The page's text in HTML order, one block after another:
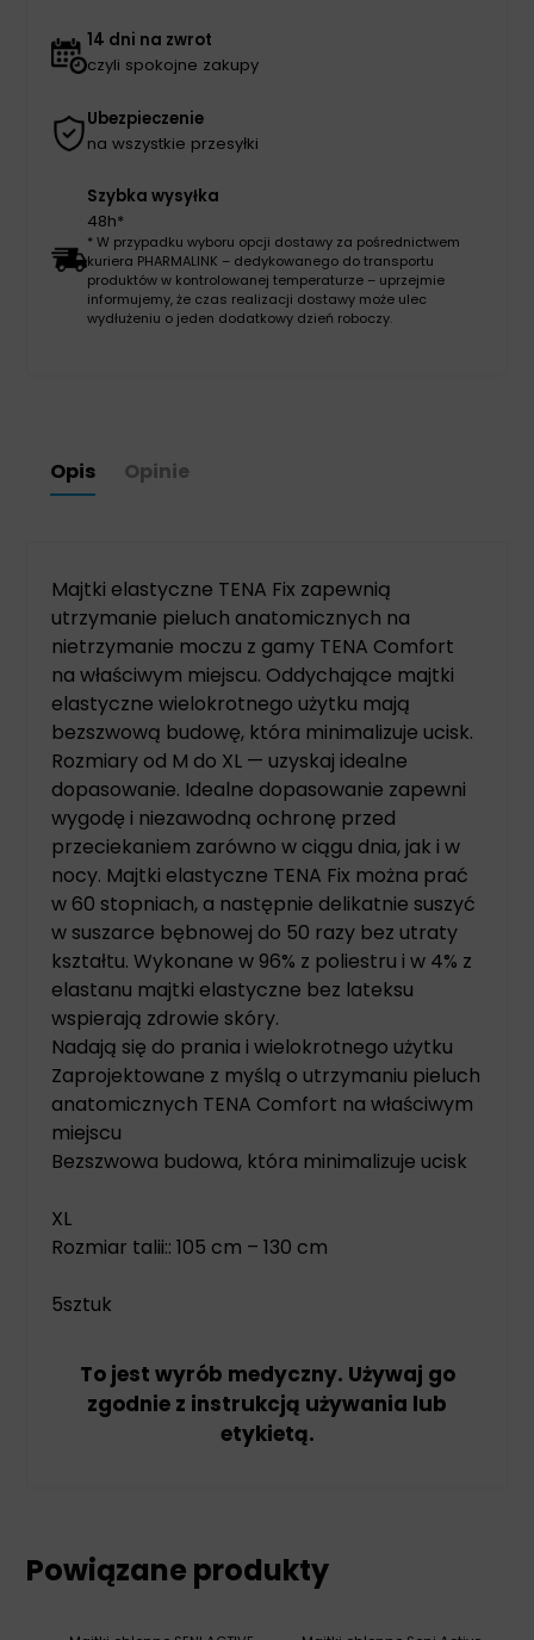
14 dni na zwrot
czyli spokojne zakupy
Ubezpieczenie
na wszystkie przesyłki
Szybka wysyłka
48h*
* W przypadku wyboru opcji dostawy za pośrednictwem
kuriera PHARMALINK – dedykowanego do transportu
produktów w kontrolowanej temperaturze – uprzejmie
informujemy, że czas realizacji dostawy może ulec
wydłużeniu o jeden dodatkowy dzień roboczy.
Opis Opinie
Majtki elastyczne TENA Fix zapewnią
utrzymanie pieluch anatomicznych na
nietrzymanie moczu z gamy TENA Comfort
na właściwym miejscu. Oddychające majtki
elastyczne wielokrotnego użytku mają
bezszwową budowę, która minimalizuje ucisk.
Rozmiary od M do XL — uzyskaj idealne
dopasowanie. Idealne dopasowanie zapewni
wygodę i niezawodną ochronę przed
przeciekaniem zarówno w ciągu dnia, jak i w
nocy. Majtki elastyczne TENA Fix można prać
w 60 stopniach, a następnie delikatnie suszyć
w suszarce bębnowej do 50 razy bez utraty
kształtu. Wykonane w 96% z poliestru i w 4% z
elastanu majtki elastyczne bez lateksu
wspierają zdrowie skóry.
Nadają się do prania i wielokrotnego użytku
Zaprojektowane z myślą o utrzymaniu pieluch
anatomicznych TENA Comfort na właściwym
miejscu
Bezszwowa budowa, która minimalizuje ucisk
XL
Rozmiar talii:: 105 cm – 130 cm
5sztuk
To jest wyrób medyczny. Używaj go
zgodnie z instrukcją używania lub
etykietą.
Powiązane produkty